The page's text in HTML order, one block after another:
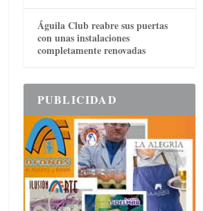
Águila Club reabre sus puertas
con unas instalaciones
completamente renovadas
PUBLICIDAD